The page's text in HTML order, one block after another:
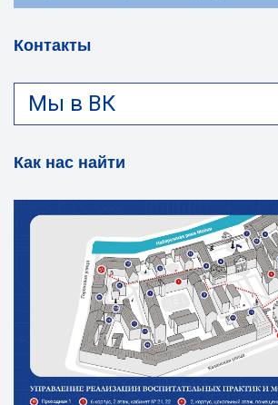
Контакты
Мы в ВК
Как нас найти